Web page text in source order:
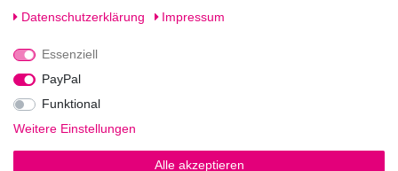
Fragen?
Rufen Sie an!
0221-5696511
Impressum Daten­schutz­erklärung AGB
Daten­schutz­erklärung
Impressum
Essenziell
PayPal
Funktional
Weitere Einstellungen
Alle akzeptieren